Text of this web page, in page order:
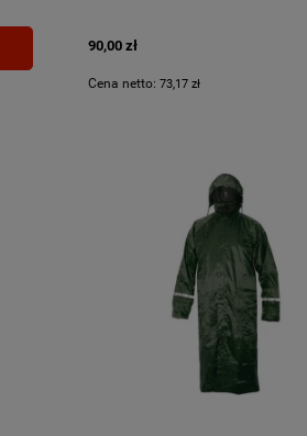
90,00 zł
Cena netto: 73,17 zł